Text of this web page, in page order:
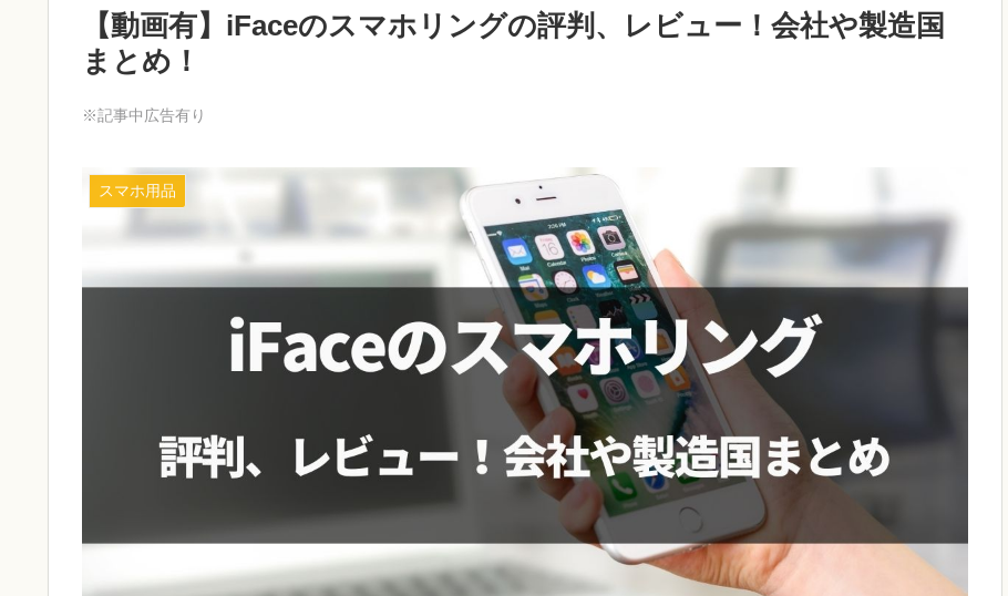
【動画有】iFaceのスマホリングの評判、レビュー！会社や製造国
まとめ！
※記事中広告有り
スマホ用品